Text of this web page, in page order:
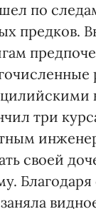
по
предков.
три
своей